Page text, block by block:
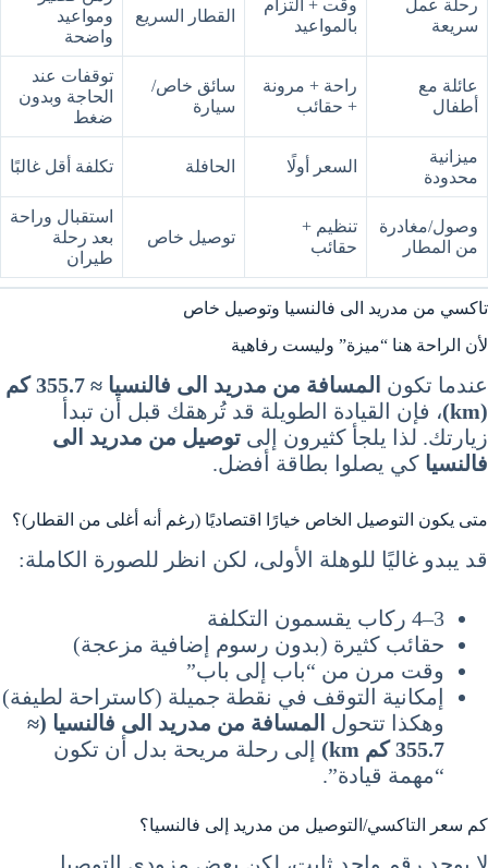
رحلة عمل
سريعة
وقت + التزام
بالمواعيد
القطار السريع
ومواعيد
واضحة
عائلة مع
أطفال
راحة + مرونة
+ حقائب
سائق خاص/
سيارة
توقفات عند
الحاجة وبدون
ضغط
ميزانية
محدودة
السعر أولًا الحافلة تكلفة أقل غالبًا
وصول/مغادرة
من المطار
تنظيم +
حقائب
توصيل خاص
استقبال وراحة
بعد رحلة
طيران
تاكسي من مدريد الى فالنسيا وتوصيل خاص
لأن الراحة هنا “ميزة” وليست رفاهية
عندما تكون
المسافة من مدريد الى فالنسيا ≈ 355.7 كم
(km)
، فإن القيادة الطويلة قد تُرهقك قبل أن تبدأ
زيارتك. لذا يلجأ كثيرون إلى توصيل من مدريد الى
فالنسيا كي يصلوا بطاقة أفضل.
متى يكون التوصيل الخاص خيارًا اقتصاديًا (رغم أنه أغلى من القطار)؟
قد يبدو غاليًا للوهلة الأولى، لكن انظر للصورة الكاملة:
3–4 ركاب يقسمون التكلفة
حقائب كثيرة (بدون رسوم إضافية مزعجة)
وقت مرن من “باب إلى باب”
إمكانية التوقف في نقطة جميلة (كاستراحة لطيفة)
وهكذا تتحول المسافة من مدريد الى فالنسيا (≈
355.7 كم km)
إلى رحلة مريحة بدل أن تكون
“مهمة قيادة”.
كم سعر التاكسي/التوصيل من مدريد إلى فالنسيا؟